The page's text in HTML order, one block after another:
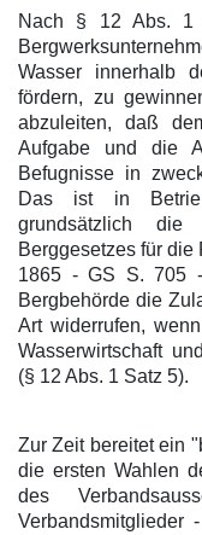
Nach § 12 Abs. 1
Wasser innerhalb
fördern, zu
abzuleiten, daß
Aufgabe und die
Befugnisse in
Das ist in
grundsätzlich die
Berggesetzes für
1865 - GS S. 705
Bergbehörde die
Art widerrufen,
Wasserwirtschaft
(§ 12 Abs. 1 Satz 5).
Zur Zeit bereitet ein
die ersten Wahlen
des
Verbandsmitglieder